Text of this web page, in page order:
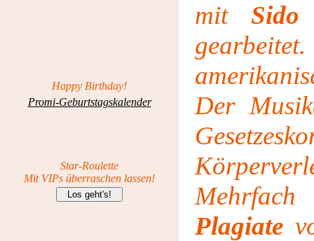
Happy Birthday!
Promi-Geburtstagskalender
Star-Roulette
Mit VIPs überraschen lassen!
mit Sido
Der
Plagiate